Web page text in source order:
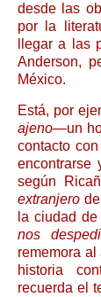
desde las
por la
llegar a las
Anderson,
México.
Está, por
ajeno—un
contacto
encontrarse
según
extranjero
la ciudad
nos
rememora
historia
recuerda el